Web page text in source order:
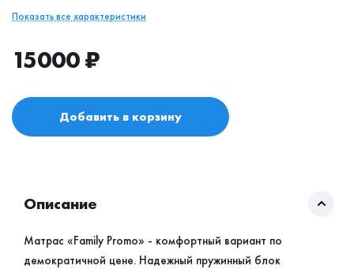
Показать все характеристики
15000₽
Добавить в корзину
Описание
Матрас «Family Promo» - комфортный вариант по
демократичной цене. Надежный пружинный блок